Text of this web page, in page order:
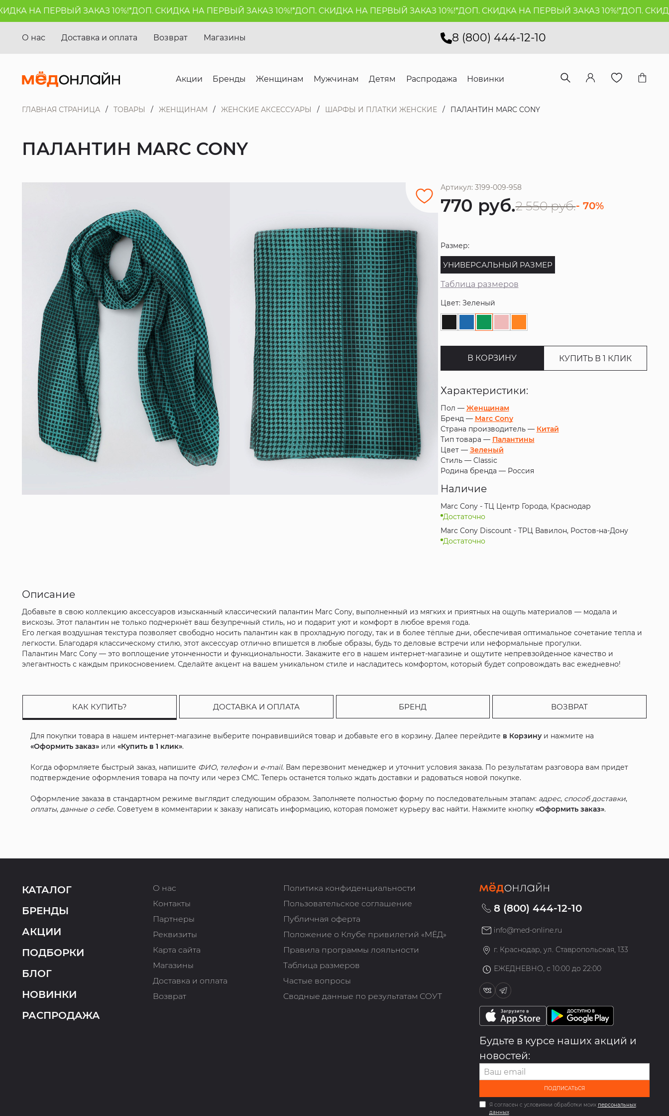
НА ПЕРВЫЙ ЗАКАЗ 10%!*ДОП. СКИДКА НА ПЕРВЫЙ ЗАКАЗ 10%!*ДОП. СКИДКА НА ПЕРВЫЙ ЗАКАЗ 10%!*ДОП. СКИДКА НА ПЕРВЫЙ ЗАКАЗ 10%!*ДОП. СКИДКА
8 (800) 444-12-10
О нас Доставка и оплата Возврат Магазины
Акции Бренды Женщинам Мужчинам Детям Распродажа Новинки
ГЛАВНАЯ СТРАНИЦА ТОВАРЫ ЖЕНЩИНАМ ЖЕНСКИЕ АКСЕССУАРЫ ШАРФЫ И ПЛАТКИ ЖЕНСКИЕ ПАЛАНТИН MARC CONY
ПАЛАНТИН MARC CONY
Артикул: 3199-009-958
770 руб.2 550 руб.- 70%
Размер:
УНИВЕРСАЛЬНЫЙ РАЗМЕР
Таблица размеров
Цвет: Зеленый
В КОРЗИНУ КУПИТЬ В 1 КЛИК
Характеристики:
Пол — Женщинам
Бренд — Marc Cony
Страна производитель — Китай
Тип товара — Палантины
Цвет — Зеленый
Стиль — Classic
Родина бренда — Россия
Наличие
Marc Cony - ТЦ Центр Города, Краснодар
Достаточно
Marc Cony Discount - ТРЦ Вавилон, Ростов-на-Дону
Достаточно
Описание
Добавьте в свою коллекцию аксессуаров изысканный классический палантин Marc Cony, выполненный из мягких и приятных на ощупь материалов — модала и
вискозы. Этот палантин не только подчеркнёт ваш безупречный стиль, но и подарит уют и комфорт в любое время года.
Его легкая воздушная текстура позволяет свободно носить палантин как в прохладную погоду, так и в более тёплые дни, обеспечивая оптимальное сочетание тепла и
легкости. Благодаря классическому стилю, этот аксессуар отлично впишется в любые образы, будь то деловые встречи или неформальные прогулки.
Палантин Marc Cony — это воплощение утонченности и функциональности. Закажите его в нашем интернет-магазине и ощутите непревзойденное качество и
элегантность с каждым прикосновением. Сделайте акцент на вашем уникальном стиле и насладитесь комфортом, который будет сопровождать вас ежедневно!
КАК КУПИТЬ? ДОСТАВКА И ОПЛАТА БРЕНД ВОЗВРАТ
Для покупки товара в нашем интернет-магазине выберите понравившийся товар и добавьте его в корзину. Далее перейдите в Корзину и нажмите на
«Оформить заказ» или«Купить в 1 клик».
Когда оформляете быстрый заказ, напишите ФИО, телефони e-mail. Вам перезвонит менеджер и уточнит условия заказа. По результатам разговора вам придет
подтверждение оформления товара на почту или через СМС. Теперь останется только ждать доставки и радоваться новой покупке.
Оформление заказа в стандартном режиме выглядит следующим образом. Заполняете полностью форму по последовательным этапам: адрес, способ доставки,
оплаты,данные о себе. Советуем в комментарии к заказу написать информацию, которая поможет курьеру вас найти. Нажмите кнопку«Оформить заказ».
КАТАЛОГ
БРЕНДЫ
АКЦИИ
ПОДБОРКИ
БЛОГ
НОВИНКИ
РАСПРОДАЖА
О нас
Контакты
Партнеры
Реквизиты
Карта сайта
Магазины
Доставка и оплата
Возврат
Политика конфиденциальности
Пользовательское соглашение
Публичная оферта
Положение о Клубе привилегий «МЁД»
Правила программы лояльности
Таблица размеров
Частые вопросы
Сводные данные по результатам СОУТ
8 (800) 444-12-10
info@med-online.ru
г. Краснодар, ул. Ставропольская, 133
ЕЖЕДНЕВНО, с 10:00 до 22:00
Будьте в курсе наших акций и
новостей:
ПОДПИСАТЬСЯ
Я согласен с условиями обработки моих персональных
данных